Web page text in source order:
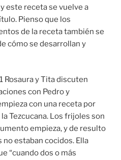
este receta se vuelve a
Pienso que los
de la receta también se
cómo se desarrollan y
Rosaura y Tita discuten
con Pedro y
con una receta por
Tezcucana. Los frijoles son
empieza, y de resulto
estaban cocidos. Ella
“cuando dos o más